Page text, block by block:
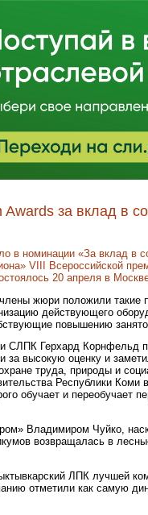
за вклад в
в номинации «За вклад в
VIII Всероссийской
20 апреля в
жюри положили такие
действующего
повышению
СЛПК Герхард Корнфельд
за высокую оценку и
труда, природы и
Республики Коми
обучает и переобучает
Владимиром Чуйко,
возвращалась в
ЛПК лучшей
отметили как самую